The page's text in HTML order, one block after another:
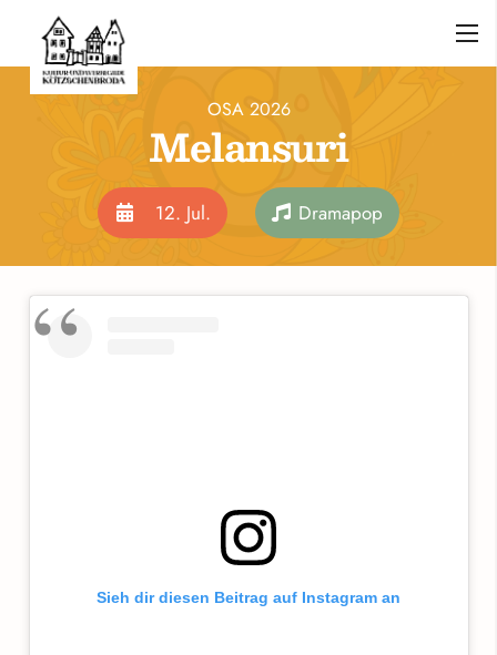
OSA 2026
Melansuri
12. Jul. Dramapop
Sieh dir diesen Beitrag auf Instagram an